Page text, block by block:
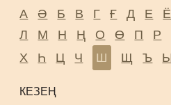
А Ә Б В Г Ғ Д Е Ё
Л
М Н Ң О Ө П Р
Х
Һ Ц Ч Ш Щ Ъ
КЕЗЕҢ